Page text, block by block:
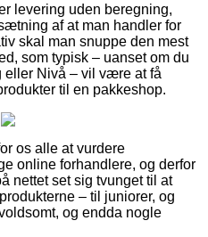
levering uden beregning,
af at man handler for
skal man snuppe den mest
som typisk – uanset om du
eller Nivå – vil være at få
til en pakkeshop.
os alle at vurdere
online forhandlere, og derfor
nettet set sig tvunget til at
– til juniorer, og
og endda nogle